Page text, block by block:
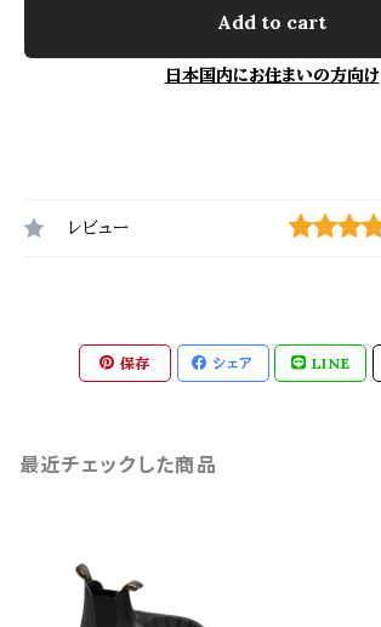
Add to cart
日本国内にお住まいの方向け
レビュー
保存 シェア LINE
最近チェックした商品